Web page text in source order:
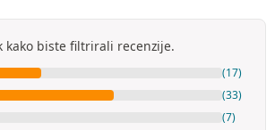
kako biste filtrirali recenzije.
(17)
(33)
(7)